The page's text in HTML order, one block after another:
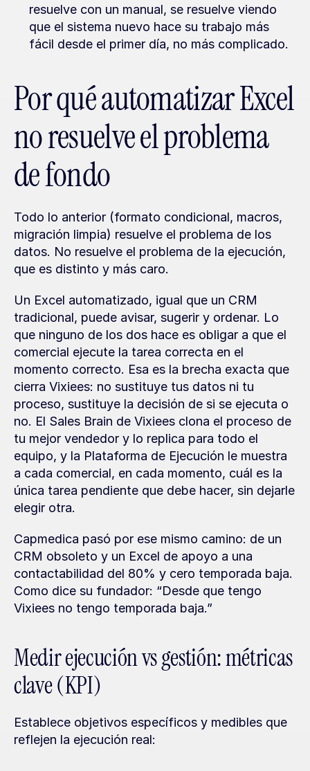
resuelve con un manual, se resuelve viendo
que el sistema nuevo hace su trabajo más
fácil desde el primer día, no más complicado.
Por qué automatizar Excel
no resuelve el problema
de fondo
Todo lo anterior (formato condicional, macros,
migración limpia) resuelve el problema de los
datos. No resuelve el problema de la ejecución,
que es distinto y más caro.
Un Excel automatizado, igual que un CRM
tradicional, puede avisar, sugerir y ordenar. Lo
que ninguno de los dos hace es obligar a que el
comercial ejecute la tarea correcta en el
momento correcto. Esa es la brecha exacta que
cierra Vixiees: no sustituye tus datos ni tu
proceso, sustituye la decisión de si se ejecuta o
no. El Sales Brain de Vixiees clona el proceso de
tu mejor vendedor y lo replica para todo el
equipo, y la Plataforma de Ejecución le muestra
a cada comercial, en cada momento, cuál es la
única tarea pendiente que debe hacer, sin dejarle
elegir otra.
Capmedica pasó por ese mismo camino: de un
CRM obsoleto y un Excel de apoyo a una
contactabilidad del 80% y cero temporada baja.
Como dice su fundador: “Desde que tengo
Vixiees no tengo temporada baja.”
Medir ejecución vs gestión: métricas
clave (KPI)
Establece objetivos específicos y medibles que
reflejen la ejecución real: